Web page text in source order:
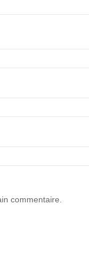
commentaire.